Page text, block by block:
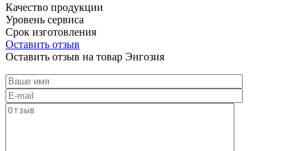
Качество продукции
Уровень сервиса
Срок изготовления
Оставить отзыв
Оставить отзыв на товар Энгозия